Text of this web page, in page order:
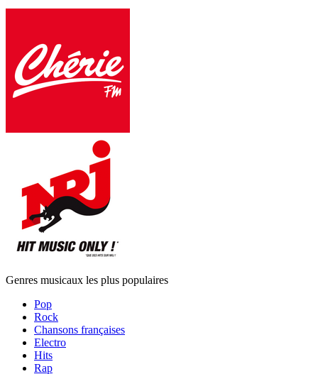
Genres musicaux les plus populaires
Pop
Rock
Chansons françaises
Electro
Hits
Rap